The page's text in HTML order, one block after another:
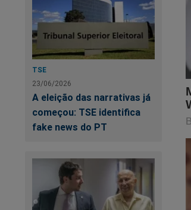
TSE
23/06/2026
A eleição das narrativas já
começou: TSE identifica
fake news do PT